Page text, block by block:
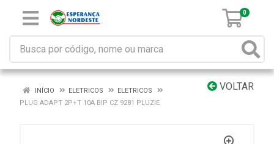
0
VOLTAR
INÍCIO ELETRICOS
ELETRICOS
PLUG ADAPT 2P+T 10A BIP CZ 9281 PLUZIE